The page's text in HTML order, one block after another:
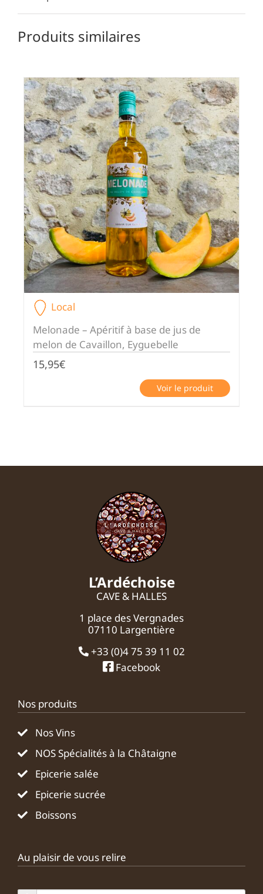
Produits similaires
Local
Melonade – Apéritif à base de jus de
melon de Cavaillon, Eyguebelle
15,95€
Voir le produit
L’Ardéchoise
CAVE & HALLES
1 place des Vergnades
07110 Largentière
+33 (0)4 75 39 11 02
Facebook
Nos produits
Nos Vins
NOS Spécialités à la Châtaigne
Epicerie salée
Epicerie sucrée
Boissons
Au plaisir de vous relire